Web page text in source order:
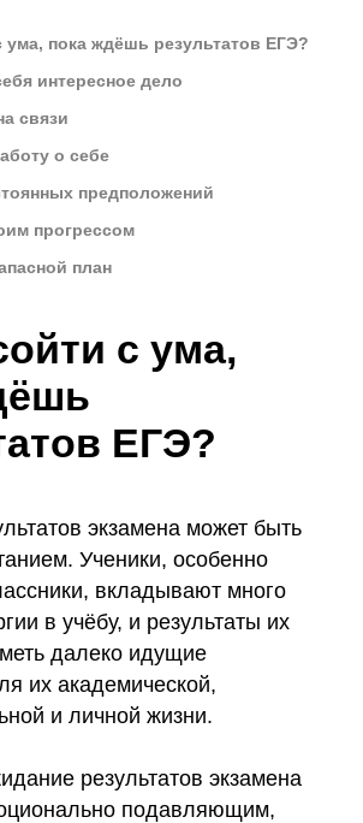
ума, пока ждёшь результатов ЕГЭ?
интересное дело
связи
о себе
предположений
прогрессом
план
с ума,
ЕГЭ?
экзамена может быть
Ученики, особенно
вкладывают много
в учёбу, и результаты их
далеко идущие
их академической,
и личной жизни.
результатов экзамена
подавляющим,